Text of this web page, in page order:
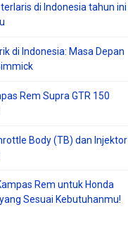
di Indonesia tahun ini
di Indonesia: Masa Depan
Rem Supra GTR 150
Body (TB) dan Injektor
Rem untuk Honda
Sesuai Kebutuhanmu!